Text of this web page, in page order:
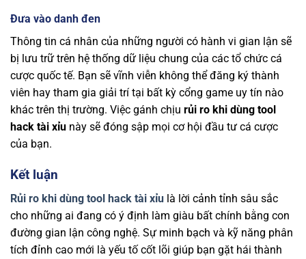
Đưa vào danh đen
Thông tin cá nhân của những người có hành vi gian lận sẽ
bị lưu trữ trên hệ thống dữ liệu chung của các tổ chức cá
cược quốc tế. Bạn sẽ vĩnh viễn không thể đăng ký thành
viên hay tham gia giải trí tại bất kỳ cổng game uy tín nào
khác trên thị trường. Việc gánh chịu rủi ro khi dùng tool
hack tài xỉu này sẽ đóng sập mọi cơ hội đầu tư cá cược
của bạn.
Kết luận
Rủi ro khi dùng tool hack tài xỉu là lời cảnh tỉnh sâu sắc
cho những ai đang có ý định làm giàu bất chính bằng con
đường gian lận công nghệ. Sự minh bạch và kỹ năng phân
tích đỉnh cao mới là yếu tố cốt lõi giúp bạn gặt hái thành